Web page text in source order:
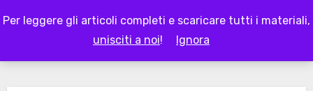
Per leggere gli articoli completi e scaricare tutti i materiali,
unisciti a noi! Ignora
to
LAPAPPADOLCE